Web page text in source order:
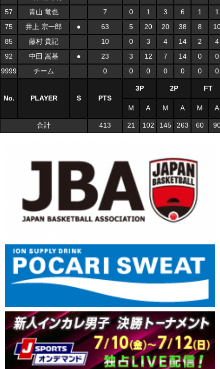
57
青山 竜也 7 0 1 3 6 1
1
75
井上 宗一郎 ● 63 5 20 20 38 8
85
藤村 貴記 10 0 3 4 14 2
4
92
中田 嵩基 ● 23 3 12 7 14 0
0
9999
チーム 0 0 0 0 0 0 0
No. PLAYER S PTS
3P 2P FT
M A M A M A
合計 413 21 102 145 263 60